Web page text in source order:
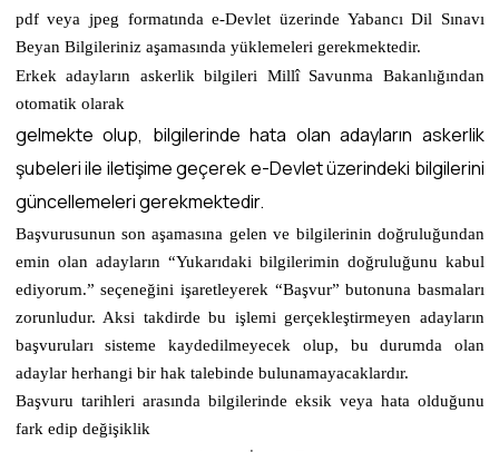
pdf veya jpeg formatında e-Devlet üzerinde Yabancı Dil Sınavı
Beyan Bilgileriniz aşamasında yüklemeleri gerekmektedir.
Erkek adayların askerlik bilgileri Millî Savunma Bakanlığından
otomatik olarak
gelmekte olup, bilgilerinde hata olan adayların askerlik
şubeleri ile iletişime geçerek e-Devlet üzerindeki bilgilerini
güncellemeleri gerekmektedir.
Başvurusunun son aşamasına gelen ve bilgilerinin doğruluğundan
emin olan adayların “Yukarıdaki bilgilerimin doğruluğunu kabul
ediyorum.” seçeneğini işaretleyerek “Başvur” butonuna basmaları
zorunludur. Aksi takdirde bu işlemi gerçekleştirmeyen adayların
başvuruları sisteme kaydedilmeyecek olup, bu durumda olan
adaylar herhangi bir hak talebinde bulunamayacaklardır.
Başvuru tarihleri arasında bilgilerinde eksik veya hata olduğunu
fark edip değişiklik